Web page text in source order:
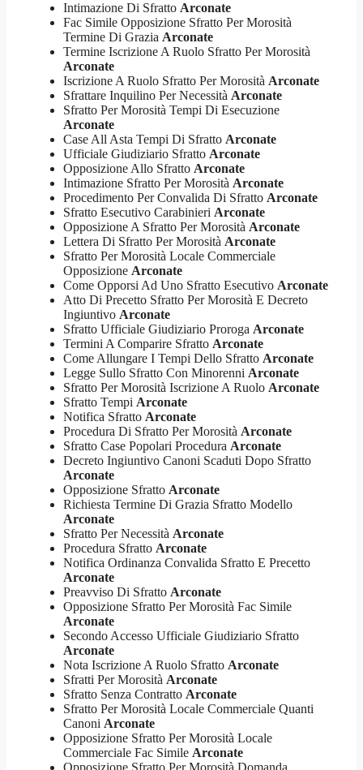
Intimazione Di Sfratto Arconate
Fac Simile Opposizione Sfratto Per Morosità
Termine Di Grazia Arconate
Termine Iscrizione A Ruolo Sfratto Per Morosità
Arconate
Iscrizione A Ruolo Sfratto Per Morosità Arconate
Sfrattare Inquilino Per Necessità Arconate
Sfratto Per Morosità Tempi Di Esecuzione
Arconate
Case All Asta Tempi Di Sfratto Arconate
Ufficiale Giudiziario Sfratto Arconate
Opposizione Allo Sfratto Arconate
Intimazione Sfratto Per Morosità Arconate
Procedimento Per Convalida Di Sfratto Arconate
Sfratto Esecutivo Carabinieri Arconate
Opposizione A Sfratto Per Morosità Arconate
Lettera Di Sfratto Per Morosità Arconate
Sfratto Per Morosità Locale Commerciale
Opposizione Arconate
Come Opporsi Ad Uno Sfratto Esecutivo Arconate
Atto Di Precetto Sfratto Per Morosità E Decreto
Ingiuntivo Arconate
Sfratto Ufficiale Giudiziario Proroga Arconate
Termini A Comparire Sfratto Arconate
Come Allungare I Tempi Dello Sfratto Arconate
Legge Sullo Sfratto Con Minorenni Arconate
Sfratto Per Morosità Iscrizione A Ruolo Arconate
Sfratto Tempi Arconate
Notifica Sfratto Arconate
Procedura Di Sfratto Per Morosità Arconate
Sfratto Case Popolari Procedura Arconate
Decreto Ingiuntivo Canoni Scaduti Dopo Sfratto
Arconate
Opposizione Sfratto Arconate
Richiesta Termine Di Grazia Sfratto Modello
Arconate
Sfratto Per Necessità Arconate
Procedura Sfratto Arconate
Notifica Ordinanza Convalida Sfratto E Precetto
Arconate
Preavviso Di Sfratto Arconate
Opposizione Sfratto Per Morosità Fac Simile
Arconate
Secondo Accesso Ufficiale Giudiziario Sfratto
Arconate
Nota Iscrizione A Ruolo Sfratto Arconate
Sfratti Per Morosità Arconate
Sfratto Senza Contratto Arconate
Sfratto Per Morosità Locale Commerciale Quanti
Canoni Arconate
Opposizione Sfratto Per Morosità Locale
Commerciale Fac Simile Arconate
Opposizione Sfratto Per Morosità Domanda